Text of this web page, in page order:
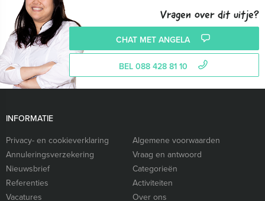
Vragen over dit uitje?
CHAT MET ANGELA
BEL 088 428 81 10
INFORMATIE
Privacy- en cookieverklaring
Algemene voorwaarden
Annuleringsverzekering
Vraag en antwoord
Nieuwsbrief
Categorieën
Referenties
Activiteiten
Vacatures
Over ons